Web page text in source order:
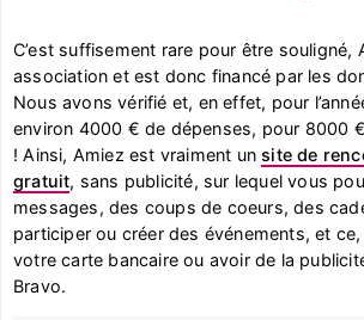
C’est suffisement rare pour être souligné,
association et est donc financé par les
Nous avons vérifié et, en effet, pour
environ 4000 € de dépenses, pour 8000
! Ainsi, Amiez est vraiment unsite de
gratuit, sans publicité, sur lequel vous
messages, des coups de coeurs, des
participer ou créer des événements, et
votre carte bancaire ou avoir de la
Bravo.